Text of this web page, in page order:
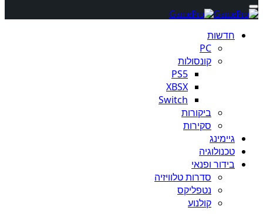
חדשות
PC
קונסולות
PS5
XBSX
Switch
ביקורות
סקירות
גיימינג
טכנולוגיה
בידור ופנאי
סדרות טלוויזיה
נטפליקס
קולנוע